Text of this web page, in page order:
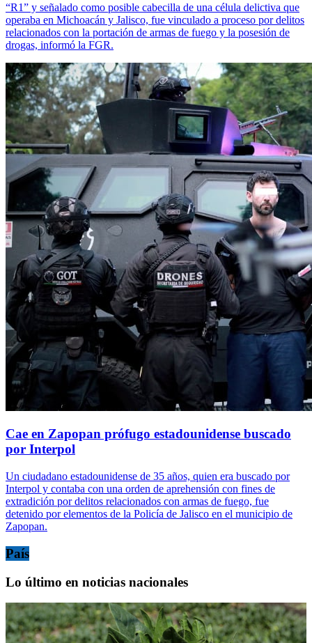
“R1” y señalado como posible cabecilla de una célula delictiva que
operaba en Michoacán y Jalisco, fue vinculado a proceso por delitos
relacionados con la portación de armas de fuego y la posesión de
drogas, informó la FGR.
Cae en Zapopan prófugo estadounidense buscado
por Interpol
Un ciudadano estadounidense de 35 años, quien era buscado por
Interpol y contaba con una orden de aprehensión con fines de
extradición por delitos relacionados con armas de fuego, fue
detenido por elementos de la Policía de Jalisco en el municipio de
Zapopan.
País
Lo último en noticias nacionales